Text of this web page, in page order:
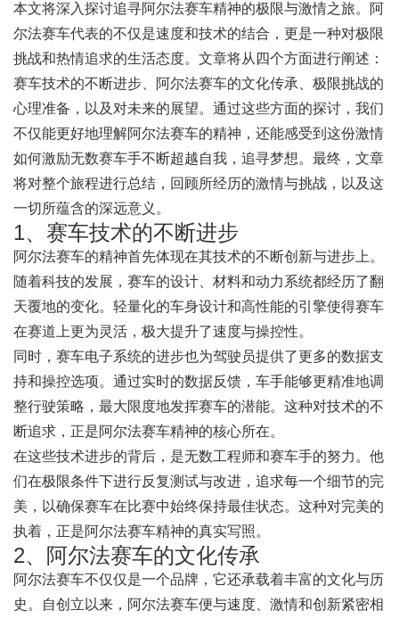
本文将深入探讨追寻阿尔法赛车精神的极限与激情之旅。阿
尔法赛车代表的不仅是速度和技术的结合，更是一种对极限
挑战和热情追求的生活态度。文章将从四个方面进行阐述：
赛车技术的不断进步、阿尔法赛车的文化传承、极限挑战的
心理准备，以及对未来的展望。通过这些方面的探讨，我们
不仅能更好地理解阿尔法赛车的精神，还能感受到这份激情
如何激励无数赛车手不断超越自我，追寻梦想。最终，文章
将对整个旅程进行总结，回顾所经历的激情与挑战，以及这
一切所蕴含的深远意义。
1、赛车技术的不断进步
阿尔法赛车的精神首先体现在其技术的不断创新与进步上。
随着科技的发展，赛车的设计、材料和动力系统都经历了翻
天覆地的变化。轻量化的车身设计和高性能的引擎使得赛车
在赛道上更为灵活，极大提升了速度与操控性。
同时，赛车电子系统的进步也为驾驶员提供了更多的数据支
持和操控选项。通过实时的数据反馈，车手能够更精准地调
整行驶策略，最大限度地发挥赛车的潜能。这种对技术的不
断追求，正是阿尔法赛车精神的核心所在。
在这些技术进步的背后，是无数工程师和赛车手的努力。他
们在极限条件下进行反复测试与改进，追求每一个细节的完
美，以确保赛车在比赛中始终保持最佳状态。这种对完美的
执着，正是阿尔法赛车精神的真实写照。
2、阿尔法赛车的文化传承
阿尔法赛车不仅仅是一个品牌，它还承载着丰富的文化与历
史。自创立以来，阿尔法赛车便与速度、激情和创新紧密相